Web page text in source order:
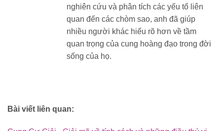
nghiên cứu và phân tích các yếu tố liên
quan đến các chòm sao, anh đã giúp
nhiều người khác hiểu rõ hơn về tầm
quan trọng của cung hoàng đạo trong đời
sống của họ.
Bài viết liên quan: